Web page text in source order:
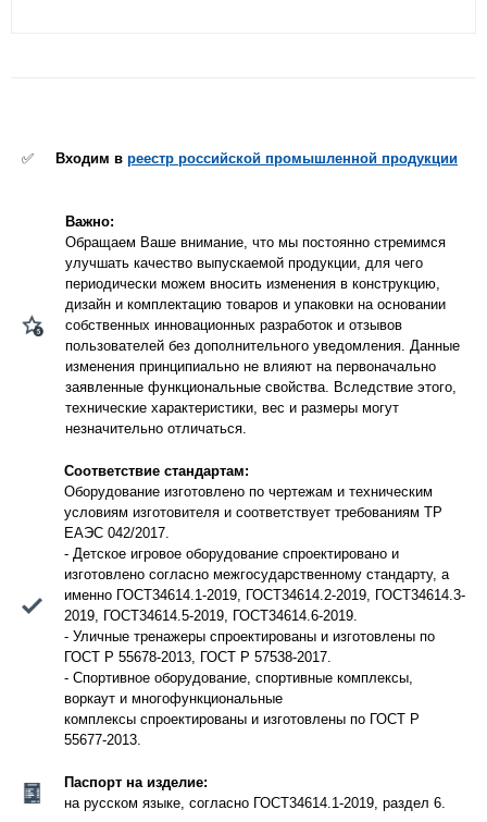
✅ Входим в реестр российской промышленной продукции
Важно:
Обращаем Ваше внимание, что мы постоянно стремимся
улучшать качество выпускаемой продукции, для чего
периодически можем вносить изменения в конструкцию,
дизайн и комплектацию товаров и упаковки на основании
собственных инновационных разработок и отзывов
пользователей без дополнительного уведомления. Данные
изменения принципиально не влияют на первоначально
заявленные функциональные свойства. Вследствие этого,
технические характеристики, вес и размеры могут
незначительно отличаться.
Соответствие стандартам:
Оборудование изготовлено по чертежам и техническим
условиям изготовителя и соответствует требованиям ТР
ЕАЭС 042/2017.
- Детское игровое оборудование спроектировано и
изготовлено согласно межгосударственному стандарту, а
именно ГОСТ34614.1-2019, ГОСТ34614.2-2019, ГОСТ34614.3-
2019, ГОСТ34614.5-2019, ГОСТ34614.6-2019.
- Уличные тренажеры спроектированы и изготовлены по
ГОСТ Р 55678-2013, ГОСТ Р 57538-2017.
- Спортивное оборудование, спортивные комплексы,
воркаут и многофункциональные
комплексы спроектированы и изготовлены по ГОСТ Р
55677-2013.
Паспорт на изделие:
на русском языке, согласно ГОСТ34614.1-2019, раздел 6.